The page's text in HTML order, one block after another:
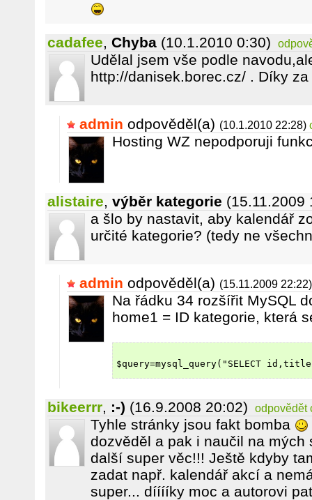
cadafee Chyba (10.1.2010 0:30)
Udělal jsem vše podle
http://danisek.borec.cz/ . Díky
admin odpověděl(a) (10.1.2010 22:28)
Hosting WZ nepodporuji
alistaire výběr kategorie (15.11.2009
a šlo by nastavit, aby kalendář
určité kategorie? (tedy ne
admin odpověděl(a) (15.11.2009 22:22)
Na řádku 34 rozšířit MySQL
home1 = ID kategorie, která
$query=mysql_query("SELECT
bikeerrr :-) (16.9.2008 20:02) odpovědět
Tyhle stránky jsou fakt bomba
dozvěděl a pak i naučil na mých
další super věc!!! Ještě kdyby
zadat např. kalendář akcí a
super... dííííky moc a autorovi